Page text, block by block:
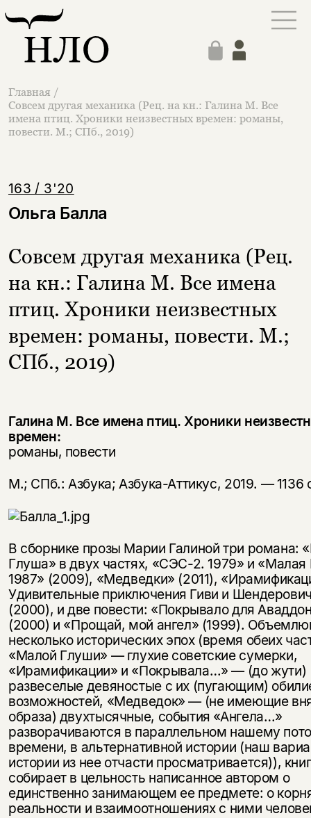
Главная /
Совсем другая механика (Рец. на кн.: Галина М. Все
имена птиц. Хроники неизвестных времен: романы,
повести. М.; СПб., 2019)
163 / 3'20
Ольга Балла
Совсем другая механика (Рец.
на кн.: Галина М. Все имена
птиц. Хроники неизвестных
времен: романы, повести. М.;
СПб., 2019)
Галина М. Все имена птиц. Хроники
времен:
романы, повести
М.; СПб.: Азбука; Азбука-Аттикус, 2019. — 1136
В сборнике прозы Марии Галиной три романа:
Глуша» в двух частях, «СЭС-2. 1979» и
1987» (2009), «Медведки» (2011),
Удивительные приключения Гиви и
(2000), и две повести: «Покрывало для
(2000) и «Прощай, мой ангел» (1999).
несколько исторических эпох (время обеих
«Малой Глуши» — глухие советские сумерки,
«Ирамификации» и «Покрывала…» — (до жути)
развеселые девяностые с их (пугающим)
возможностей, «Медведок» — (не имеющие
образа) двухтысячные, события «Ангела…»
разворачиваются в параллельном нашему
времени, в альтернативной истории (наш
истории из нее отчасти просматривается)),
собирает в цельность написанное автором о
единственно занимающем ее предмете: о
реальности и взаимоотношениях с ними